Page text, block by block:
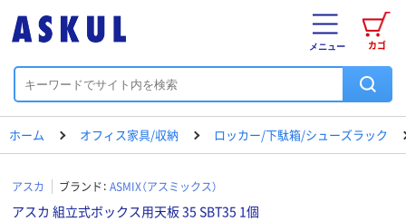
カゴ
メニュー
ホーム オフィス家具/収納 ロッカー/下駄箱/シューズラック
アスカ ブランド： ASMIX（アスミックス）
アスカ 組立式ボックス用天板 35 SBT35 1個